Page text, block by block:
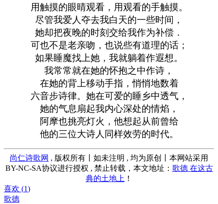
用触摸的眼晴观看，用观看的手触摸。
尽管我爱人夺去我白天的一些时间，
她却把夜晚的时刻交给我作为补偿．
可也不是老亲吻，也说些有道理的话；
如果睡魔找上她，我就躺着作遐想。
我常常就在她的怀抱之中作诗，
在她的背上移动手指，悄悄地数着
六音步诗律。她在可爱的睡乡中透气，
她的气息扇起我内心深处的情焰，
阿摩也挑亮灯火，他想起从前曾给
他的三位大诗人同样效劳的时代。
尚仁诗歌网 , 版权所有丨如未注明 , 均为原创丨本网站采用
BY-NC-SA协议进行授权 , 禁止转载，本文地址： 歌德 在这古
典的土地上 ！
喜欢 (1)
歌德